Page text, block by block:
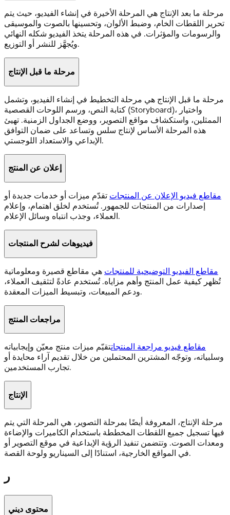
مرحلة ما بعد الإنتاج هي المرحلة الأخيرة في إنشاء الفيديو، حيث يتم
تحرير اللقطات الخام، وضبط الألوان، وتحسينها بالصوت والموسيقى
والرسومات والمؤثرات. في هذه المرحلة يتخذ الفيديو شكله النهائي
ويُجهَّز للنشر أو التوزيع.
مرحلة ما قبل الإنتاج
مرحلة ما قبل الإنتاج هي مرحلة التخطيط في إنشاء الفيديو، وتشمل
كتابة النص، ورسم اللوحات القصصية (Storyboard)، واختيار
الممثلين، واستكشاف مواقع التصوير، ووضع الجداول الزمنية. تهيئ
هذه المرحلة الأساس لإنتاج سلس وتساعد على ضمان التوافق
الإبداعي والاستعداد اللوجستي.
إعلان عن المنتج
مقاطع فيديو الإعلان عن المنتجات تقدّم ميزات أو خدمات جديدة أو
إصدارات من المنتجات للجمهور. تُستخدم لخلق اهتمام، وإعلام
العملاء، وجذب انتباه وسائل الإعلام.
فيديوهات لشرح المنتجات
مقاطع الفيديو التوضيحية للمنتجات هي مقاطع قصيرة ومعلوماتية
تُظهر كيفية عمل المنتج وأهم مزاياه. تُستخدم عادةً لتثقيف العملاء،
ودعم المبيعات، وتبسيط الميزات المعقدة.
مراجعات المنتج
مقاطع فيديو مراجعة المنتجاتتقيّم ميزات منتج معيّن وإيجابياته
وسلبياته، وتوجّه المشترين المحتملين من خلال تقديم آراء محايدة أو
تجارب المستخدمين.
الإنتاج
مرحلة الإنتاج، المعروفة أيضًا بمرحلة التصوير، هي المرحلة التي يتم
فيها تسجيل جميع اللقطات المخططة باستخدام الكاميرات والإضاءة
ومعدات الصوت. وتتضمن تنفيذ الرؤية الإبداعية في موقع التصوير أو
في المواقع الخارجية، استنادًا إلى السيناريو ولوحة القصة.
ر
محتوى ديني